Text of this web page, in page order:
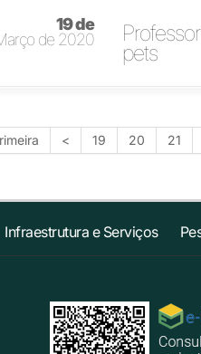
19 de
de 2020
pets
< 19 20 21
Infraestrutura e Serviços